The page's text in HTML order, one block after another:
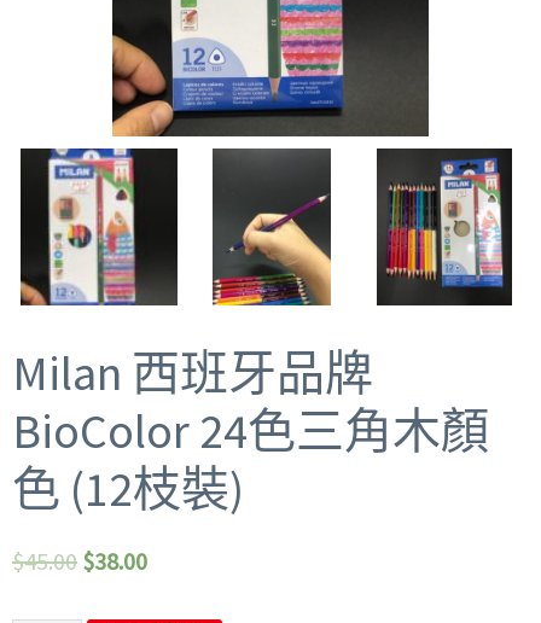
Milan 西班牙品牌
BioColor 24色三角木顏
色 (12枝裝)
$45.00 $38.00